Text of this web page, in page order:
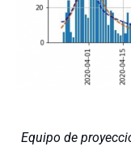
Equipo de